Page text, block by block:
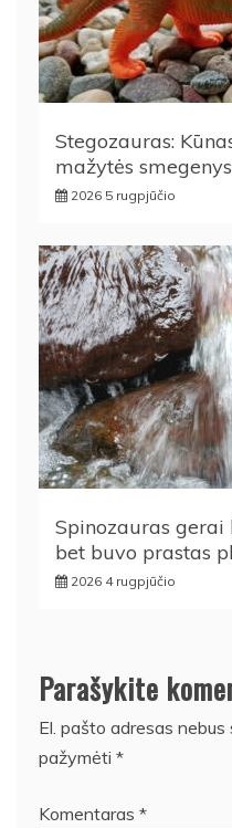
Stegozauras:
mažytės smegenys
2026 5 rugpjūčio
Spinozauras gerai
bet buvo prastas
2026 4 rugpjūčio
Parašykite
El. pašto adresas nebus
pažymėti *
Komentaras *